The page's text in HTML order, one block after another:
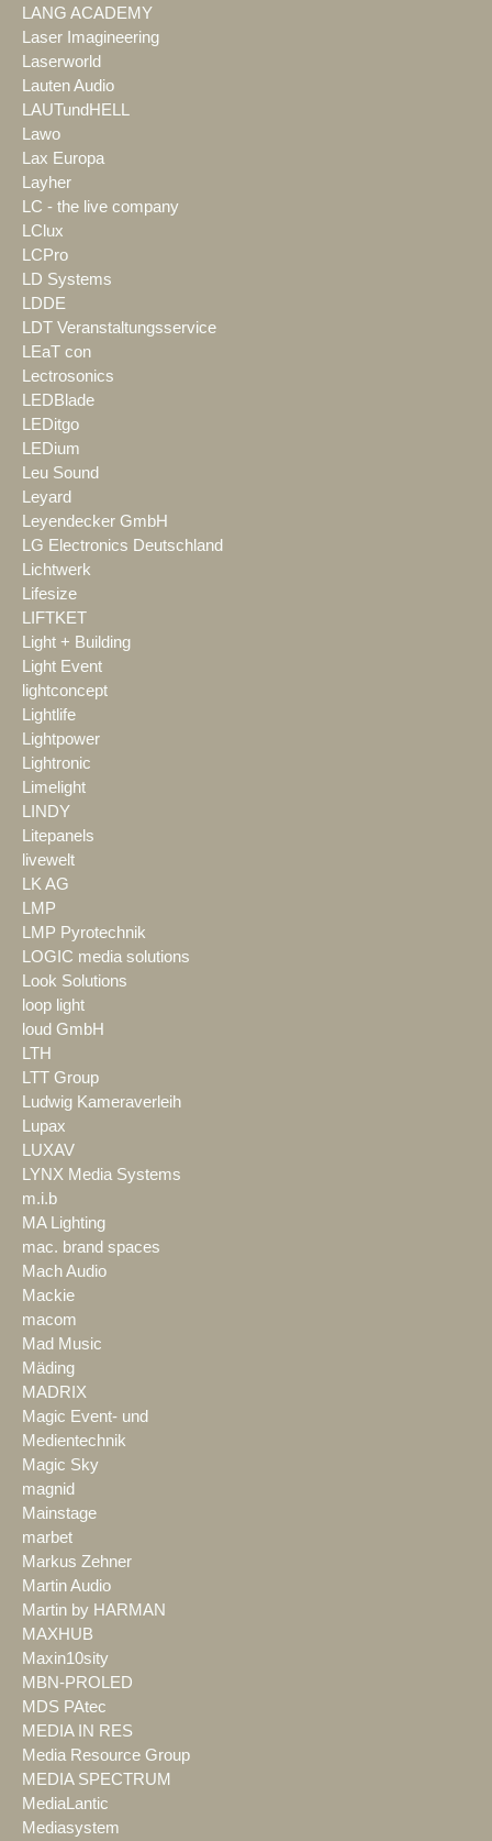
LANG ACADEMY
Laser Imagineering
Laserworld
Lauten Audio
LAUTundHELL
Lawo
Lax Europa
Layher
LC - the live company
LClux
LCPro
LD Systems
LDDE
LDT Veranstaltungsservice
LEaT con
Lectrosonics
LEDBlade
LEDitgo
LEDium
Leu Sound
Leyard
Leyendecker GmbH
LG Electronics Deutschland
Lichtwerk
Lifesize
LIFTKET
Light + Building
Light Event
lightconcept
Lightlife
Lightpower
Lightronic
Limelight
LINDY
Litepanels
livewelt
LK AG
LMP
LMP Pyrotechnik
LOGIC media solutions
Look Solutions
loop light
loud GmbH
LTH
LTT Group
Ludwig Kameraverleih
Lupax
LUXAV
LYNX Media Systems
m.i.b
MA Lighting
mac. brand spaces
Mach Audio
Mackie
macom
Mad Music
Mäding
MADRIX
Magic Event- und
Medientechnik
Magic Sky
magnid
Mainstage
marbet
Markus Zehner
Martin Audio
Martin by HARMAN
MAXHUB
Maxin10sity
MBN-PROLED
MDS PAtec
MEDIA IN RES
Media Resource Group
MEDIA SPECTRUM
MediaLantic
Mediasystem